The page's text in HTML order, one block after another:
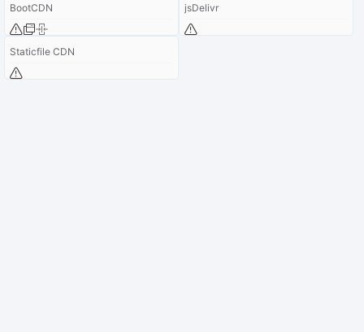
BootCDN jsDelivr
Staticfile CDN